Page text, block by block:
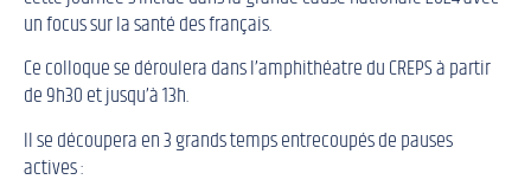
un focus sur la santé des français.
Ce colloque se déroulera dans l’amphithéatre du CREPS à partir
de 9h30 et jusqu’à 13h.
Il se découpera en 3 grands temps entrecoupés de pauses
actives :